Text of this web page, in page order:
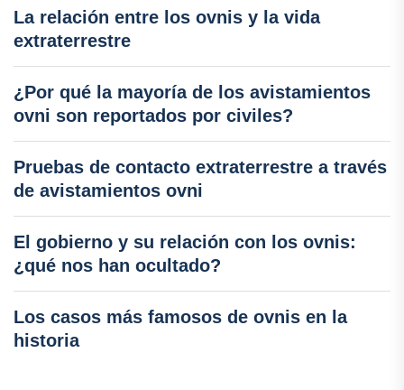
La relación entre los ovnis y la vida
extraterrestre
¿Por qué la mayoría de los avistamientos
ovni son reportados por civiles?
Pruebas de contacto extraterrestre a través
de avistamientos ovni
El gobierno y su relación con los ovnis:
¿qué nos han ocultado?
Los casos más famosos de ovnis en la
historia